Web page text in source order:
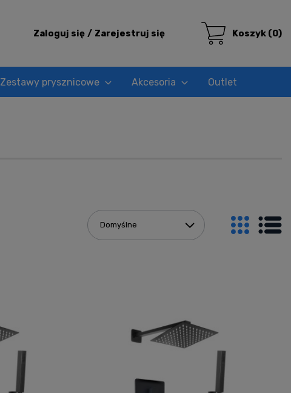
Zaloguj się Zarejestruj się Koszyk (0)
Zestawy prysznicowe Akcesoria Outlet